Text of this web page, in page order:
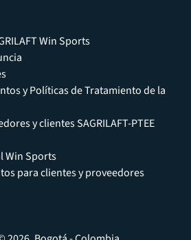
Win Sports
y Políticas de Tratamiento de la
y clientes SAGRILAFT-PTEE
Win Sports
para clientes y proveedores